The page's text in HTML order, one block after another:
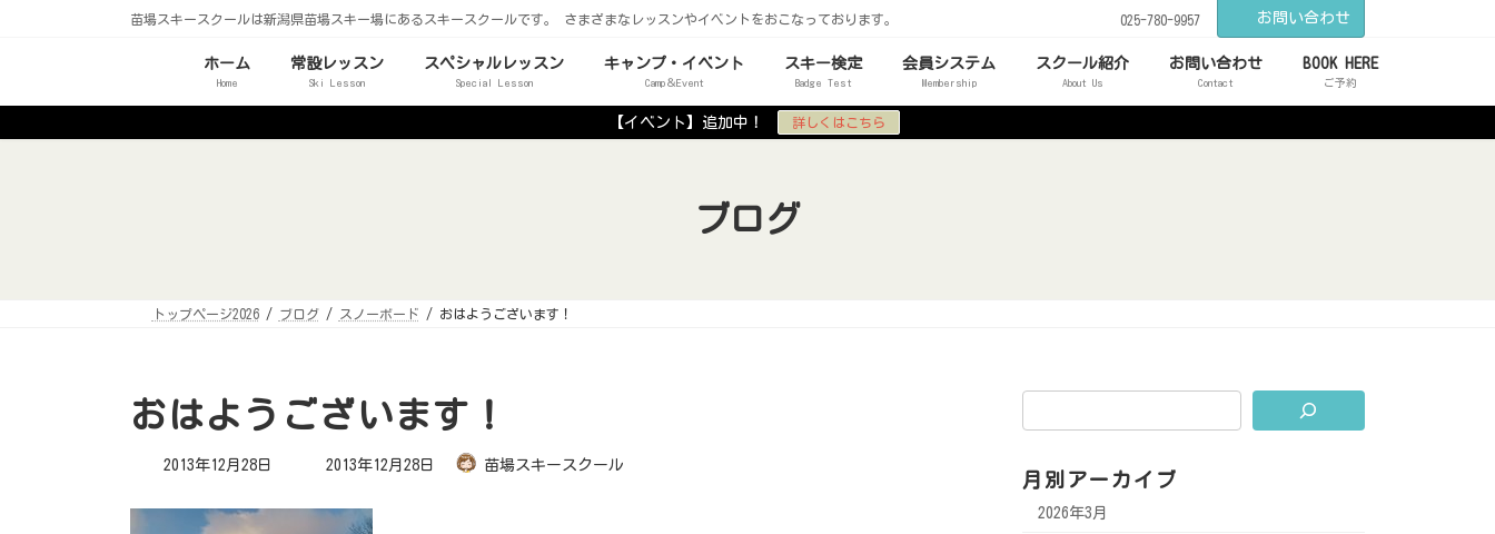
苗場スキースクールは新潟県苗場スキー場にあるスキースクールです。 さまざまなレッスンやイベントをおこなっております。 025-780-9957 お問い合わせ
ホーム
Home
常設レッスン
Ski Lesson
スペシャルレッスン
Special Lesson
キャンプ・イベント
Camp＆Event
スキー検定
Badge Test
会員システム
Membership
スクール紹介
About Us
お問い合わせ
Contact
BOOK HERE
ご予約
【イベント】追加中！ 詳しくはこちら
ブログ
トップページ2026 ブログ スノーボード おはようございます！
おはようございます！
2013年12月28日
最
終
日
2013年12月28日 苗場スキースクール
月別アーカイブ
2026年3月